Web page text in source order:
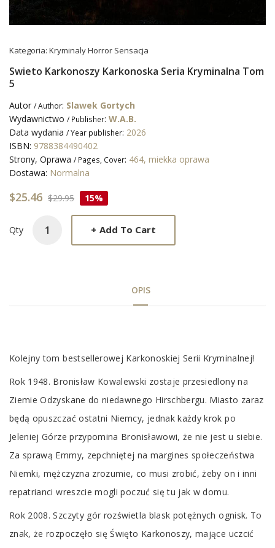
Kategoria: Kryminaly Horror Sensacja
Swieto Karkonoszy Karkonoska Seria Kryminalna Tom
5
Autor / Author: Slawek Gortych
Wydawnictwo / Publisher: W.A.B.
Data wydania / Year publisher: 2026
ISBN: 9788384490402
Strony, Oprawa / Pages, Cover: 464, miekka oprawa
Dostawa: Normalna
$25.46 $29.95 15%
Qty + Add To Cart
OPIS
Tab
Article
Kolejny tombestsellerowej Karkonoskiej Serii Kryminalnej!
Rok 1948. Bronisław Kowalewski zostaje przesiedlony na
Ziemie Odzyskane do niedawnego Hirschbergu. Miasto zaraz
będą opuszczać ostatni Niemcy, jednak każdy krok po
Jeleniej Górze przypomina Bronisławowi, że nie jest u siebie.
Za sprawą Emmy, zepchniętej na margines społeczeństwa
Niemki, mężczyzna zrozumie, co musi zrobić, żeby on i inni
repatrianci wreszcie mogli poczuć się tu jak w domu.
Rok 2008. Szczyty gór rozświetla blask potężnych ognisk. To
znak, że rozpoczęło sięŚwięto Karkonoszy, mające uczcić